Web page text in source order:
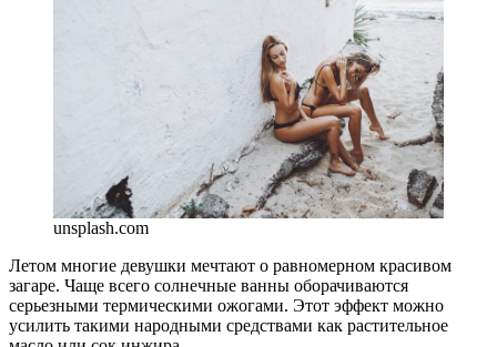
unsplash.com
Летом многие девушки мечтают о равномерном красивом
загаре. Чаще всего солнечные ванны оборачиваются
серьезными термическими ожогами. Этот эффект можно
усилить такими народными средствами как растительное